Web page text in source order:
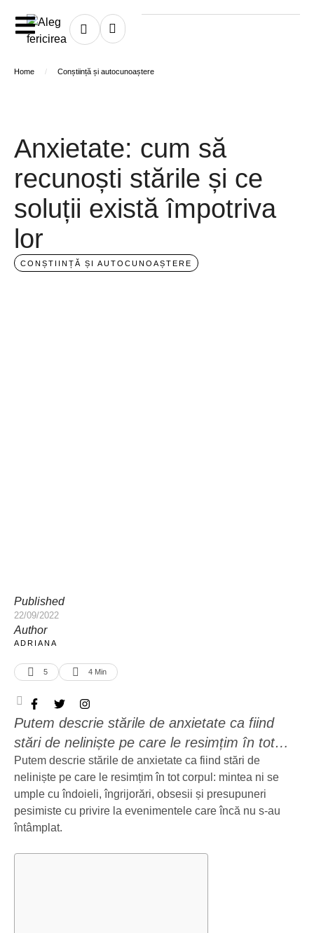
Home / Conștiință și autocunoaștere
Anxietate: cum să
recunoști stările și ce
soluții există împotriva
lor
CONȘTIINȚĂ ȘI AUTOCUNOAȘTERE
Published
22/09/2022
Author
ADRIANA
5 4 Min
Putem descrie stările de anxietate ca fiind
stări de neliniște pe care le resimțim în tot
corpul: mintea ni se umple cu îndoieli,
îngrijorări, obsesii și presupuneri pesimiste cu
privire la evenimentele care încă nu s-au
întâmplat. Ce sunt stările de anxietate?
regulă cu o amenințare iminentă. …
Putem descrie stările de anxietate ca fiind stări de
neliniște pe care le resimțim în tot corpul: mintea ni se
umple cu îndoieli, îngrijorări, obsesii și presupuneri
pesimiste cu privire la evenimentele care încă nu s-au
întâmplat.